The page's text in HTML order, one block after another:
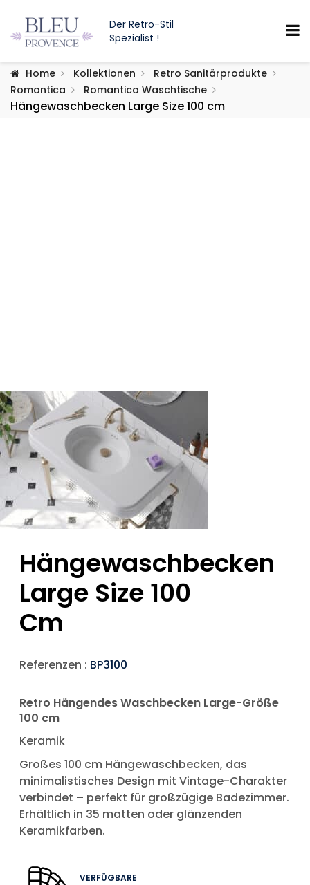
Der Retro-Stil
Spezialist !
Home Kollektionen
Retro Sanitärprodukte
Romantica
Romantica Waschtische
Hängewaschbecken Large Size 100 cm
Hängewaschbecken
Large Size 100
Cm
Referenzen : BP3100
Retro Hängendes Waschbecken Large-Größe
100 cm
Keramik
Großes 100 cm Hängewaschbecken, das
minimalistisches Design mit Vintage-Charakter
verbindet – perfekt für großzügige Badezimmer.
Erhältlich in 35 matten oder glänzenden
Keramikfarben.
VERFÜGBARE